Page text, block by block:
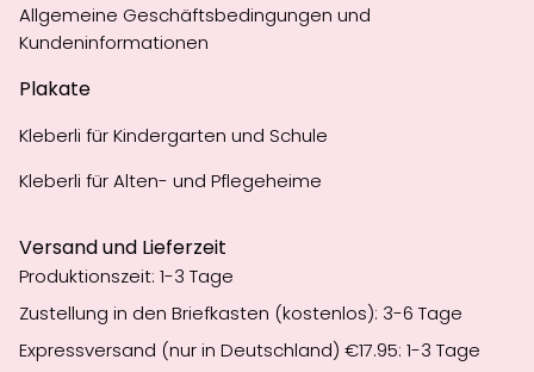
Allgemeine Geschäftsbedingungen und
Kundeninformationen
Plakate
Kleberli für Kindergarten und Schule
Kleberli für Alten- und Pflegeheime
Versand und Lieferzeit
Produktionszeit: 1-3 Tage
Zustellung in den Briefkasten (kostenlos): 3-6 Tage
Expressversand (nur in Deutschland) €17.95: 1-3 Tage